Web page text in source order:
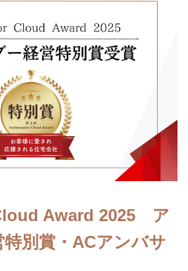
Award 2025 ア
別賞・ACアンバサ